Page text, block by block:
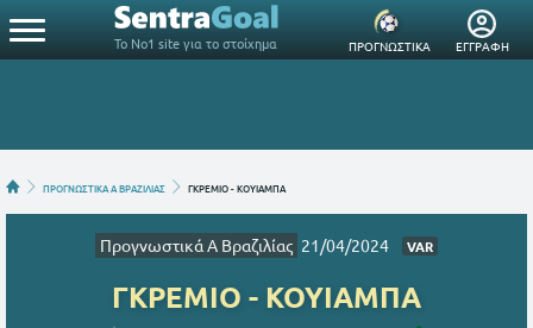
Το Νο1 site για το στοίχημα ΠΡΟΓΝΩΣΤΙΚΑ ΕΓΓΡΑΦΗ
ΠΡΟΓΝΩΣΤΙΚΑ Α ΒΡΑΖΙΛΙΑΣ ΓΚΡΕΜΙΟ - ΚΟΥΙΑΜΠΑ
Προγνωστικά Α Βραζιλίας 21/04/2024 VAR
ΓΚΡΕΜΙΟ - ΚΟΥΙΑΜΠΑ